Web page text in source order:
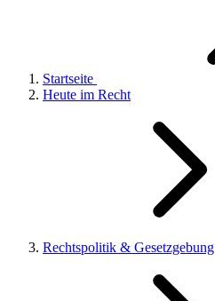
Startseite
Heute im Recht
Rechtspolitik & Gesetzgebung